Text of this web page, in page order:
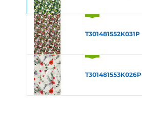
T301481552K031P
T301481553K026P